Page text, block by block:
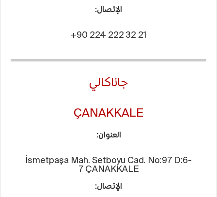
الإتصال:
+90 224 222 32 21
جاناكالي
ÇANAKKALE
العنوان:
İsmetpaşa Mah. Setboyu Cad. No:97 D:6-
7 ÇANAKKALE
الإتصال: